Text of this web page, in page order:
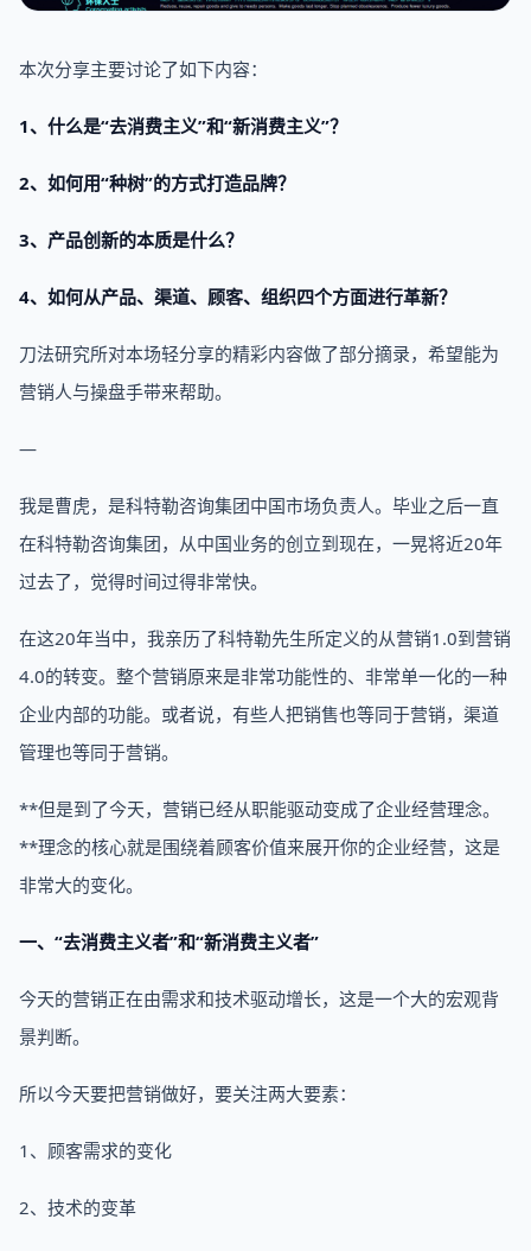
本次分享主要讨论了如下内容：
1、什么是“去消费主义”和“新消费主义”？
2、如何用“种树”的方式打造品牌？
3、产品创新的本质是什么？
4、如何从产品、渠道、顾客、组织四个方面进行革新？
刀法研究所对本场轻分享的精彩内容做了部分摘录，希望能为
营销人与操盘手带来帮助。
—
我是曹虎，是科特勒咨询集团中国市场负责人。毕业之后一直
在科特勒咨询集团，从中国业务的创立到现在，一晃将近20年
过去了，觉得时间过得非常快。
在这20年当中，我亲历了科特勒先生所定义的从营销1.0到营销
4.0的转变。整个营销原来是非常功能性的、非常单一化的一种
企业内部的功能。或者说，有些人把销售也等同于营销，渠道
管理也等同于营销。
**但是到了今天，营销已经从职能驱动变成了企业经营理念。
**理念的核心就是围绕着顾客价值来展开你的企业经营，这是
非常大的变化。
一、“去消费主义者”和“新消费主义者”
今天的营销正在由需求和技术驱动增长，这是一个大的宏观背
景判断。
所以今天要把营销做好，要关注两大要素：
1、顾客需求的变化
2、技术的变革